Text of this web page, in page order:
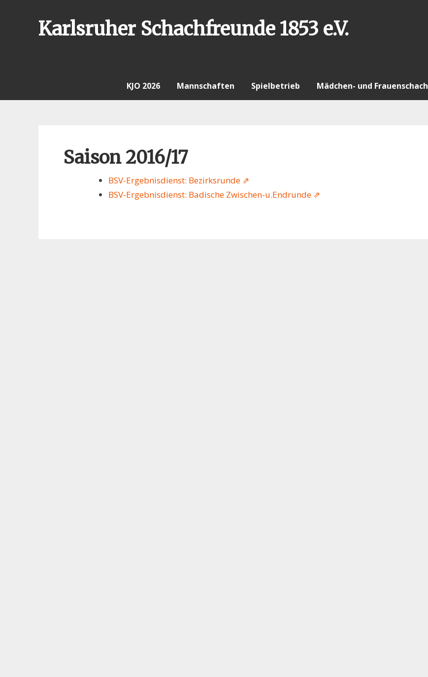
Karlsruher Schachfreunde 1853 e.V.
KJO 2026 Mannschaften Spielbetrieb Mädchen- und Frauenschach
Saison 2016/17
BSV-Ergebnisdienst: Bezirksrunde ⇗
BSV-Ergebnisdienst: Badische Zwischen-u.Endrunde ⇗